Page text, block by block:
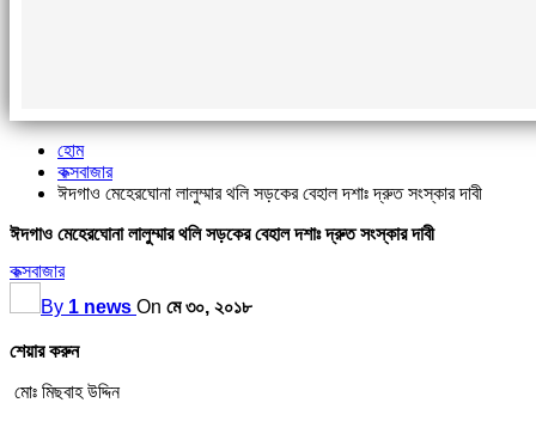
হোম
কক্সবাজার
ঈদগাও মেহেরঘোনা লালুম্মার থলি সড়কের বেহাল দশাঃ দ্রুত সংস্কার দাবী
ঈদগাও মেহেরঘোনা লালুম্মার থলি সড়কের বেহাল দশাঃ দ্রুত সংস্কার দাবী
কক্সবাজার
By 1 news On মে ৩০, ২০১৮
শেয়ার করুন
মোঃ মিছবাহ উদ্দিন